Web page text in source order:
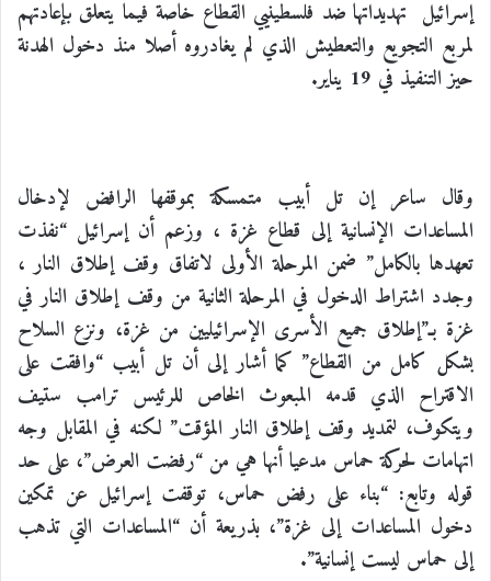
إسرائيل تهديداتها ضد فلسطينيي القطاع خاصة فيما يتعلق بإعادتهم
لمربع التجويع والتعطيش الذي لم يغادروه أصلا منذ دخول الهدنة
حيز التنفيذ في 19 يناير.
وقال ساعر إن تل أبيب متمسكة بموقفها الرافض لإدخال
المساعدات الإنسانية إلى قطاع غزة ، وزعم أن إسرائيل “نفذت
تعهدها بالكامل” ضمن المرحلة الأولى لاتفاق وقف إطلاق النار ،
وجدد اشتراط الدخول في المرحلة الثانية من وقف إطلاق النار في
غزة بـ”إطلاق جميع الأسرى الإسرائيليين من غزة، ونزع السلاح
بشكل كامل من القطاع” كما أشار إلى أن تل أبيب “وافقت على
الاقتراح الذي قدمه المبعوث الخاص للرئيس ترامب ستيف
ويتكوف، لتمديد وقف إطلاق النار المؤقت” لكنه في المقابل وجه
اتهامات لحركة حماس مدعيا أنها هي من “رفضت العرض”، على حد
قوله وتابع: “بناء على رفض حماس، توقفت إسرائيل عن تمكين
دخول المساعدات إلى غزة”، بذريعة أن “المساعدات التي تذهب
إلى حماس ليست إنسانية”.